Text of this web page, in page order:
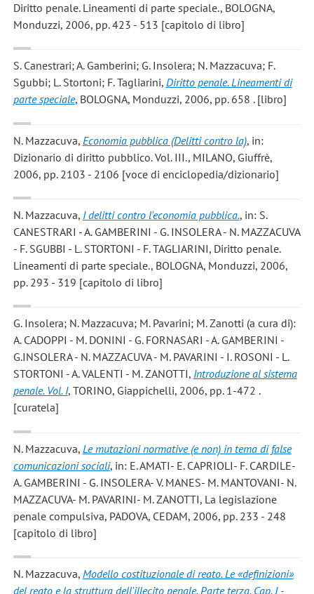
Diritto penale. Lineamenti di parte speciale., BOLOGNA,
Monduzzi, 2006, pp. 423 - 513 [capitolo di libro]
S. Canestrari; A. Gamberini; G. Insolera; N. Mazzacuva; F.
Sgubbi; L. Stortoni; F. Tagliarini, Diritto penale. Lineamenti di
parte speciale, BOLOGNA, Monduzzi, 2006, pp. 658 . [libro]
N. Mazzacuva, Economia pubblica (Delitti contro la), in:
Dizionario di diritto pubblico. Vol. III., MILANO, Giuffrè,
2006, pp. 2103 - 2106 [voce di enciclopedia/dizionario]
N. Mazzacuva, I delitti contro l'economia pubblica., in: S.
CANESTRARI - A. GAMBERINI - G. INSOLERA - N. MAZZACUVA
- F. SGUBBI - L. STORTONI - F. TAGLIARINI, Diritto penale.
Lineamenti di parte speciale., BOLOGNA, Monduzzi, 2006,
pp. 293 - 319 [capitolo di libro]
G. Insolera; N. Mazzacuva; M. Pavarini; M. Zanotti (a cura di):
A. CADOPPI - M. DONINI - G. FORNASARI - A. GAMBERINI -
G.INSOLERA - N. MAZZACUVA - M. PAVARINI - I. ROSONI - L.
STORTONI - A. VALENTI - M. ZANOTTI, Introduzione al sistema
penale. Vol. I, TORINO, Giappichelli, 2006, pp. 1-472 .
[curatela]
N. Mazzacuva, Le mutazioni normative (e non) in tema di false
comunicazioni sociali, in: E. AMATI- E. CAPRIOLI- F. CARDILE-
A. GAMBERINI - G. INSOLERA- V. MANES- M. MANTOVANI- N.
MAZZACUVA- M. PAVARINI- M. ZANOTTI, La legislazione
penale compulsiva, PADOVA, CEDAM, 2006, pp. 233 - 248
[capitolo di libro]
N. Mazzacuva, Modello costituzionale di reato. Le «definizioni»
del reato e la struttura dell'illecito penale. Parte terza. Cap. I -